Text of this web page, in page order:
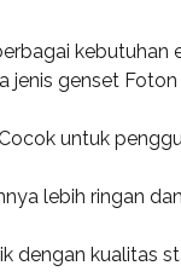
kebutuhan
jenis genset
untuk
lebih ringan
dengan kualitas